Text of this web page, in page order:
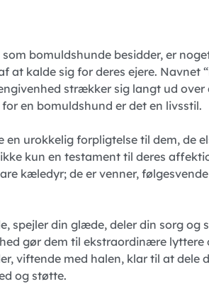
bomuldshunde besidder, er
at kalde sig for deres ejere. Navnet
strækker sig langt ud over
en bomuldshund er det en livsstil.
urokkelig forpligtelse til dem, de
kun en testament til deres
kæledyr; de er venner,
spejler din glæde, deler din sorg og
gør dem til ekstraordinære lyttere
viftende med halen, klar til at dele
og støtte.